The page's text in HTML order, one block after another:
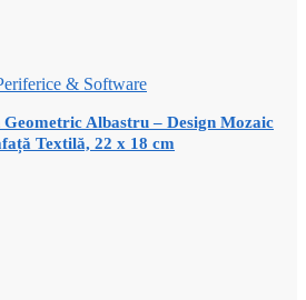
& Software
Geometric Albastru – Design Mozaic
Textilă, 22 x 18 cm